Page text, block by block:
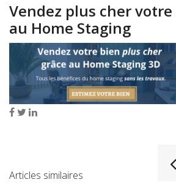
Vendez plus cher
au Home Staging
Articles similaires